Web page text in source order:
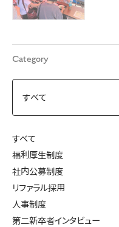
Category
すべて
福利厚生制度
社内公募制度
リファラル採用
人事制度
第二新卒者インタビュー